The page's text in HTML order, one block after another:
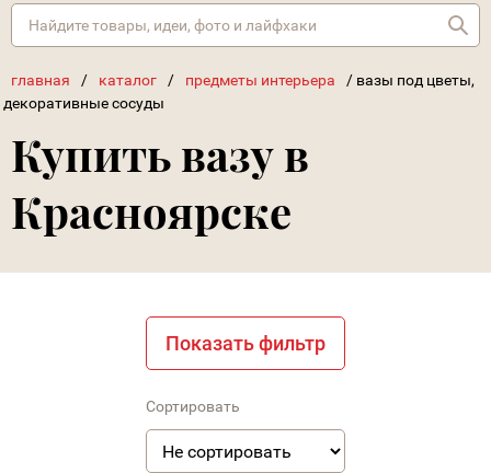
главная / каталог / предметы интерьера / вазы под цветы,
декоративные сосуды
Купить вазу в
Красноярске
Показать фильтр
Сортировать